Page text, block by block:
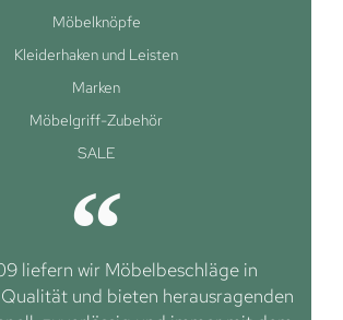
Möbelknöpfe
Kleiderhaken und Leisten
Marken
Möbelgriff-Zubehör
SALE
liefern wir Möbelbeschläge in
und bieten herausragenden